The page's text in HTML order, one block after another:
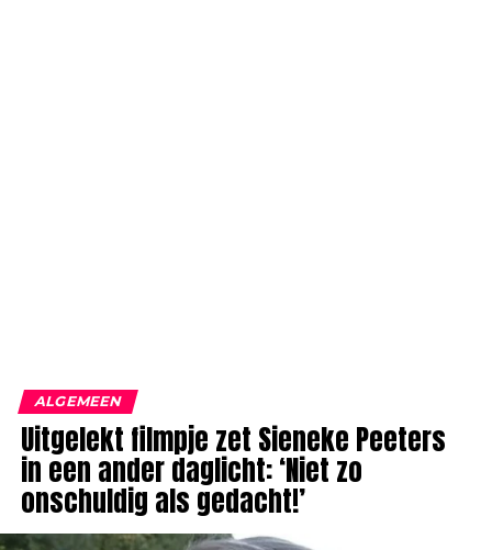
ALGEMEEN
Uitgelekt filmpje zet Sieneke Peeters
in een ander daglicht: ‘Niet zo
onschuldig als gedacht!’